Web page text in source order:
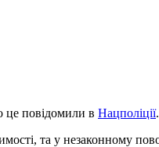
це повідомили в Нацполіції.
та у незаконному